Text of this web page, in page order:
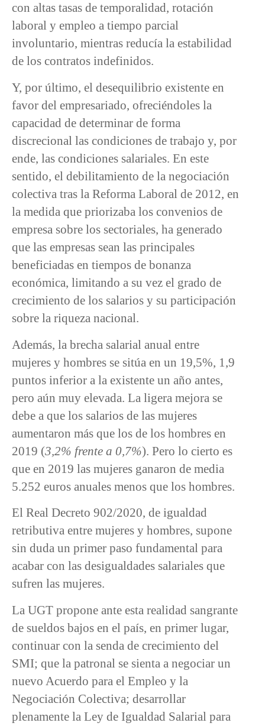
con altas tasas de temporalidad, rotación
laboral y empleo a tiempo parcial
involuntario, mientras reducía la estabilidad
de los contratos indefinidos.
Y, por último, el desequilibrio existente en
favor del empresariado, ofreciéndoles la
capacidad de determinar de forma
discrecional las condiciones de trabajo y, por
ende, las condiciones salariales. En este
sentido, el debilitamiento de la negociación
colectiva tras la Reforma Laboral de 2012, en
la medida que priorizaba los convenios de
empresa sobre los sectoriales, ha generado
que las empresas sean las principales
beneficiadas en tiempos de bonanza
económica, limitando a su vez el grado de
crecimiento de los salarios y su participación
sobre la riqueza nacional.
Además, la brecha salarial anual entre
mujeres y hombres se sitúa en un 19,5%, 1,9
puntos inferior a la existente un año antes,
pero aún muy elevada. La ligera mejora se
debe a que los salarios de las mujeres
aumentaron más que los de los hombres en
2019 (3,2% frente a 0,7%). Pero lo cierto es
que en 2019 las mujeres ganaron de media
5.252 euros anuales menos que los hombres.
El Real Decreto 902/2020, de igualdad
retributiva entre mujeres y hombres, supone
sin duda un primer paso fundamental para
acabar con las desigualdades salariales que
sufren las mujeres.
La UGT propone ante esta realidad sangrante
de sueldos bajos en el país, en primer lugar,
continuar con la senda de crecimiento del
SMI; que la patronal se sienta a negociar un
nuevo Acuerdo para el Empleo y la
Negociación Colectiva; desarrollar
plenamente la Ley de Igualdad Salarial para